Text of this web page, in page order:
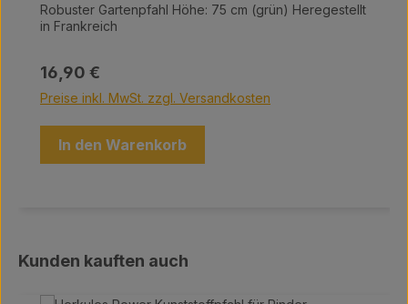
Robuster Gartenpfahl Höhe: 75 cm (grün) Heregestellt
in Frankreich
Regulärer Preis:
16,90 €
Preise inkl. MwSt. zzgl. Versandkosten
In den Warenkorb
Produktgalerie überspringen
Kunden kauften auch